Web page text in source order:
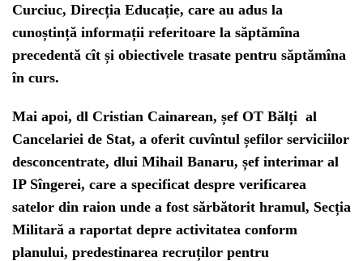
Curciuc, Direcția Educație, care au adus la
cunoștință informații referitoare la săptămîna
precedentă cît și obiectivele trasate pentru săptămîna
în curs.
Mai apoi, dl Cristian Cainarean, șef OT Bălți al
Cancelariei de Stat, a oferit cuvîntul șefilor serviciilor
desconcentrate, dlui Mihail Banaru, șef interimar al
IP Sîngerei, care a specificat despre verificarea
satelor din raion unde a fost sărbătorit hramul, Secția
Militară a raportat depre activitatea conform
planului, predestinarea recruților pentru